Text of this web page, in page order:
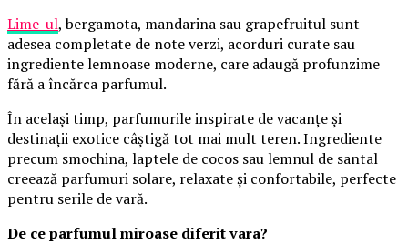
Lime-ul, bergamota, mandarina sau grapefruitul sunt
adesea completate de note verzi, acorduri curate sau
ingrediente lemnoase moderne, care adaugă profunzime
fără a încărca parfumul.
În același timp, parfumurile inspirate de vacanțe și
destinații exotice câștigă tot mai mult teren. Ingrediente
precum smochina, laptele de cocos sau lemnul de santal
creează parfumuri solare, relaxate și confortabile, perfecte
pentru serile de vară.
De ce parfumul miroase diferit vara?